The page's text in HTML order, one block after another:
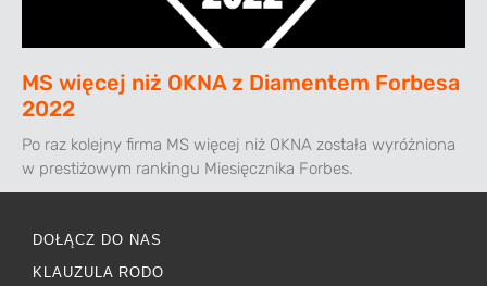
MS więcej niż OKNA z Diamentem Forbesa
2022
Po raz kolejny firma MS więcej niż OKNA została wyróżniona
w prestiżowym rankingu Miesięcznika Forbes.
DOŁĄCZ DO NAS
KLAUZULA RODO